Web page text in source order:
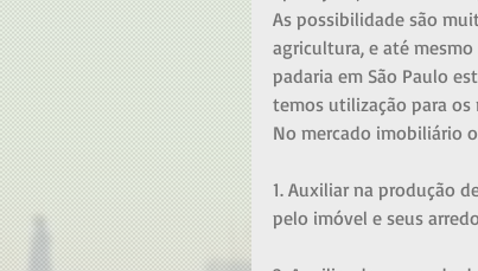
As possibilidade são
agricultura, e até
padaria em São Paulo
temos utilização para os
No mercado imobiliário
1. Auxiliar na produção
pelo imóvel e seus